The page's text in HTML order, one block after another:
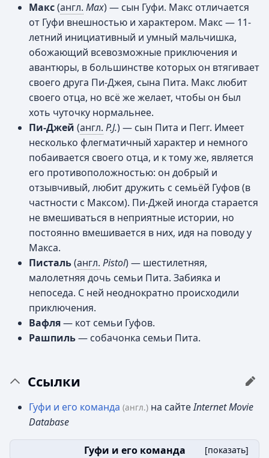
Макс(англ. Max) — сын Гуфи. Макс отличается
от Гуфи внешностью и характером. Макс — 11-
летний инициативный и умный мальчишка,
обожающий всевозможные приключения и
авантюры, в большинстве которых он втягивает
своего друга Пи-Джея, сына Пита. Макс любит
своего отца, но всё же желает, чтобы он был
хоть чуточку нормальнее.
Пи-Джей (англ. P.J.) — сын Пита и Пегг. Имеет
несколько флегматичный характер и немного
побаивается своего отца, и к тому же, является
его противоположностью: он добрый и
отзывчивый, любит дружить с семьёй Гуфов (в
частности с Максом). Пи-Джей иногда старается
не вмешиваться в неприятные истории, но
постоянно вмешивается в них, идя на поводу у
Макса.
Писталь(англ. Pistol) — шестилетняя,
малолетняя дочь семьи Пита. Забияка и
непоседа. С ней неоднократно происходили
приключения.
Вафля— кот семьи Гуфов.
Рашпиль— собачонка семьи Пита.
Ссылки
Гуфи и его команда (англ.) на сайтеInternet Movie
Database
[показать]
Гуфи и его команда